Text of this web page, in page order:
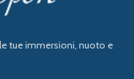
tue immersioni, nuoto e